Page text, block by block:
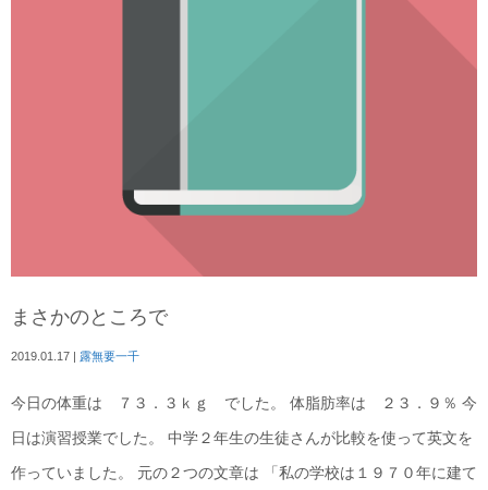
まさかのところで
2019.01.17 | 露無要一千
今日の体重は ７３．３ｋｇ でした。 体脂肪率は ２３．９％ 今
日は演習授業でした。 中学２年生の生徒さんが比較を使って英文を
作っていました。 元の２つの文章は 「私の学校は１９７０年に建て